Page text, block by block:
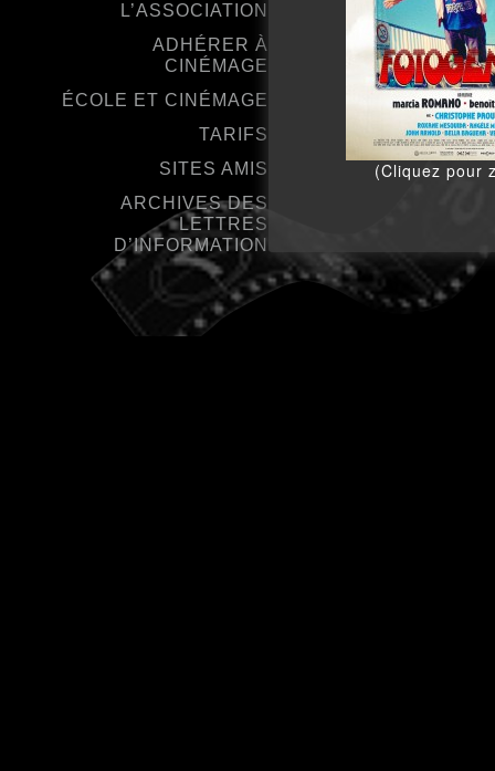
L’ASSOCIATION
ADHÉRER À
CINÉMAGE
ÉCOLE ET CINÉMAGE
TARIFS
SITES AMIS
ARCHIVES DES
LETTRES
D’INFORMATION
(Cliquez pour